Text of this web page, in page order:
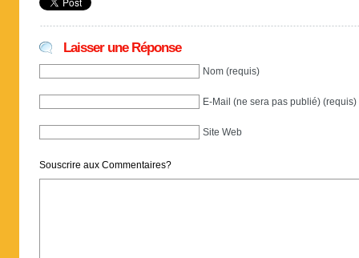
Laisser une Réponse
Nom (requis)
E-Mail (ne sera pas publié) (requis)
Site Web
Souscrire aux Commentaires?